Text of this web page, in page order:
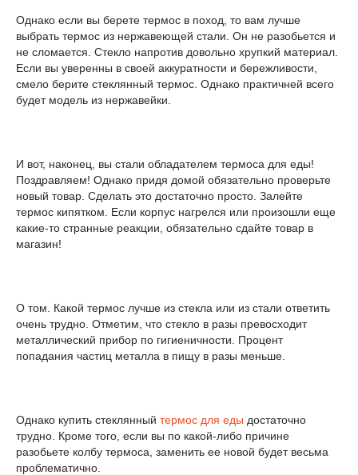
Однако если вы берете термос в поход, то вам лучше
выбрать термос из нержавеющей стали. Он не разобьется и
не сломается. Стекло напротив довольно хрупкий материал.
Если вы уверенны в своей аккуратности и бережливости,
смело берите стеклянный термос. Однако практичней всего
будет модель из нержавейки.
И вот, наконец, вы стали обладателем термоса для еды!
Поздравляем! Однако придя домой обязательно проверьте
новый товар. Сделать это достаточно просто. Залейте
термос кипятком. Если корпус нагрелся или произошли еще
какие-то странные реакции, обязательно сдайте товар в
магазин!
О том. Какой термос лучше из стекла или из стали ответить
очень трудно. Отметим, что стекло в разы превосходит
металлический прибор по гигиеничности. Процент
попадания частиц металла в пищу в разы меньше.
Однако купить стеклянный термос для еды достаточно
трудно. Кроме того, если вы по какой-либо причине
разобьете колбу термоса, заменить ее новой будет весьма
проблематично.